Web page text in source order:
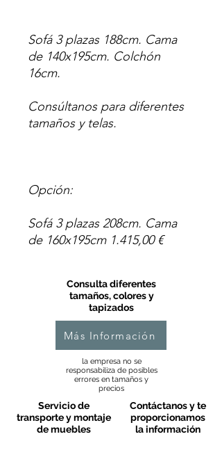
Sofá 3 plazas 188cm. Cama
de 140x195cm. Colchón
16cm.
Consúltanos para diferentes
tamaños y telas.
Opción:
Sofá 3 plazas 208cm. Cama
de 160x195cm 1.415,00 €
Consulta diferentes
tamaños, colores y
tapizados
Más Información
la empresa no se
responsabiliza de posibles
errores en tamaños y
precios
Servicio de
transporte y montaje
de muebles
Contáctanos y te
proporcionamos
la información